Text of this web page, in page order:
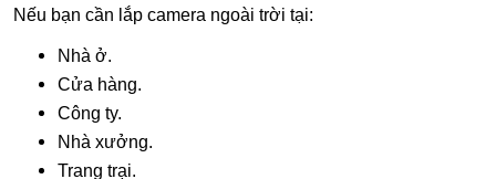
Nếu bạn cần lắp camera ngoài trời tại:
Nhà ở.
Cửa hàng.
Công ty.
Nhà xưởng.
Trang trại.